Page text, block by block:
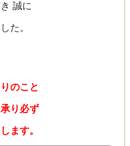
誠に
した。
のこと
り必ず
ます。